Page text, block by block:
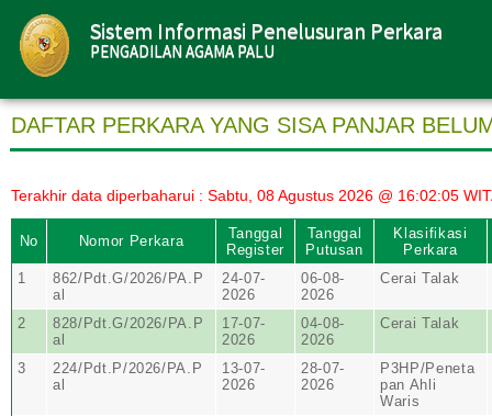
Sistem Informasi Penelusuran Perkara
PENGADILAN AGAMA PALU
DAFTAR PERKARA YANG SISA PANJAR
Terakhir data diperbaharui : Sabtu, 08 Agustus 2026 @ 16:02:05
No Nomor Perkara
Tanggal
Register
Tanggal
Putusan
Klasifikasi
Perkara
1
862/Pdt.G/2026/PA.P
al
24-07-
2026
06-08-
2026
Cerai Talak
2
828/Pdt.G/2026/PA.P
al
17-07-
2026
04-08-
2026
Cerai Talak
3
224/Pdt.P/2026/PA.P
al
13-07-
2026
28-07-
2026
P3HP/Peneta
pan Ahli
Waris